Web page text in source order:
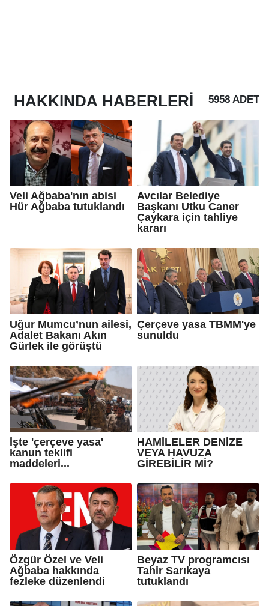
HAKKINDA HABERLERI 5958 ADET
Veli Ağbaba'nın abisi
Hür Ağbaba tutuklandı
Avcılar Belediye
Başkanı Utku Caner
Çaykara için tahliye
kararı
Uğur Mumcu’nun ailesi,
Adalet Bakanı Akın
Gürlek ile görüştü
Çerçeve yasa TBMM'ye
sunuldu
İşte 'çerçeve yasa'
kanun teklifi
maddeleri...
HAMİLELER DENİZE
VEYA HAVUZA
GİREBİLİR Mİ?
Özgür Özel ve Veli
Ağbaba hakkında
fezleke düzenlendi
Beyaz TV programcısı
Tahir Sarıkaya
tutuklandı